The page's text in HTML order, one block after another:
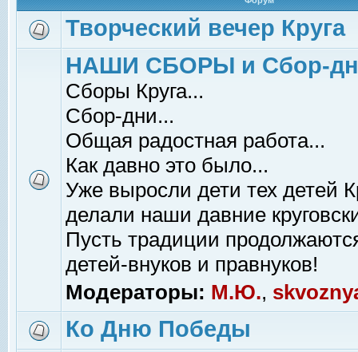
Творческий вечер Круга
НАШИ СБОРЫ и Сбор-
Сборы Круга...
Сбор-дни...
Общая радостная работа...
Как давно это было...
Уже выросли дети тех детей
делали наши давние
Пусть традиции
детей-внуков и правнуков!
Модераторы: М.Ю.,
Ко Дню Победы